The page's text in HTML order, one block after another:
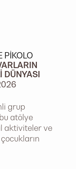
PIKOLO
DÜNYASI
grup
atölye
aktiviteler ve